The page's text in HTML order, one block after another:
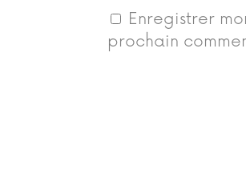
Enregistrer
prochain